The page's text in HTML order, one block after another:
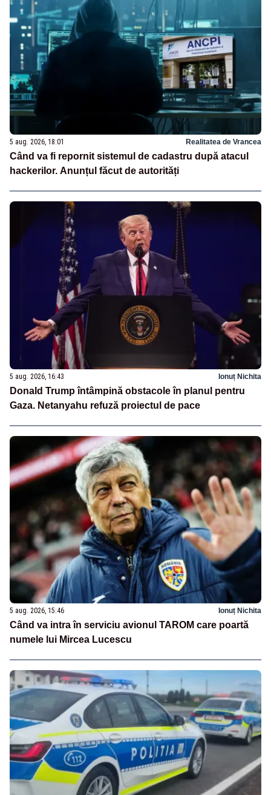
5 aug. 2026, 18:01 Realitatea de Vrancea
Când va fi repornit sistemul de cadastru după atacul
hackerilor. Anunțul făcut de autorități
5 aug. 2026, 16:43 Ionuț Nichita
Donald Trump întâmpină obstacole în planul pentru
Gaza. Netanyahu refuză proiectul de pace
5 aug. 2026, 15:46 Ionuț Nichita
Când va intra în serviciu avionul TAROM care poartă
numele lui Mircea Lucescu